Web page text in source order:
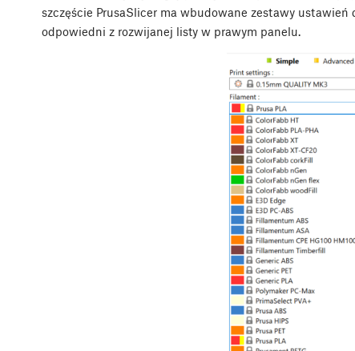
szczęście PrusaSlicer ma wbudowane zestawy ustawień
odpowiedni z rozwijanej listy w prawym panelu.